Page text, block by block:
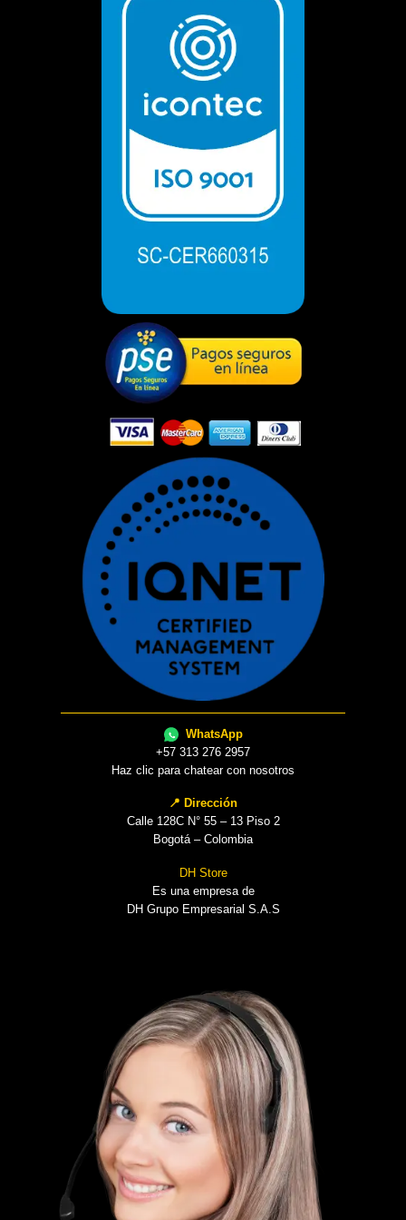
WhatsApp
+57 313 276 2957
Haz clic para chatear con nosotros
📍 Dirección
Calle 128C N° 55 – 13 Piso 2
Bogotá – Colombia
DH Store
Es una empresa de
DH Grupo Empresarial S.A.S